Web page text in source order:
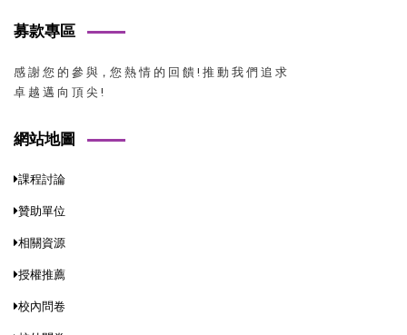
募款專區
感 謝 您 的 參 與，您 熱 情 的 回 饋 ! 推 動 我 們 追 求
卓 越 邁 向 頂 尖 !
網站地圖
課程討論
贊助單位
相關資源
授權推薦
校內問卷